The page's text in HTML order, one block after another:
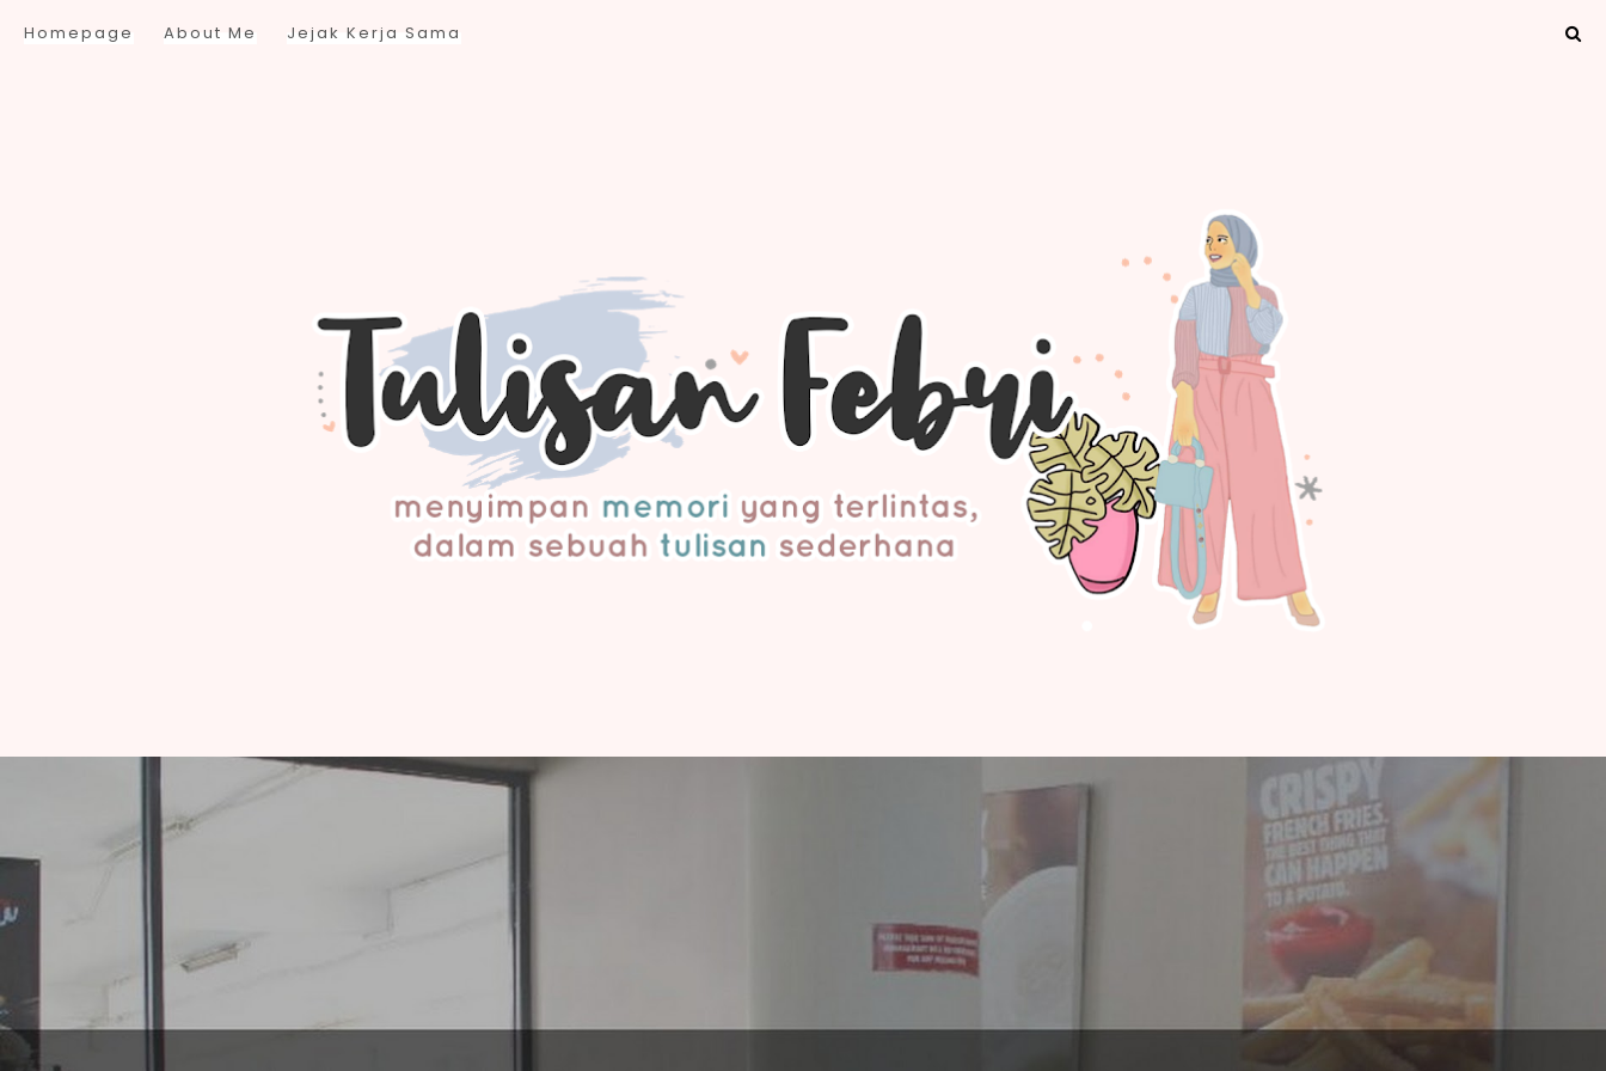
Homepage About Me Jejak Kerja Sama